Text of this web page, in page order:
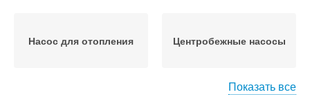
Насос для отопления Центробежные насосы
Показать все